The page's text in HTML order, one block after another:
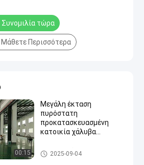
Συνομιλία τώρα
Μάθετε Περισσότερα
00:15
Μεγάλη έκταση
πυρόστατη
προκατασκευασμένη
κατοικία χάλυβα
Αποθήκη χάλυβα
2025-09-04